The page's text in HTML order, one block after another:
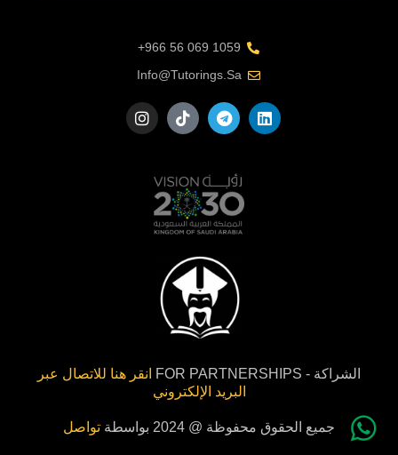
1059 069 56 966+
Info@tutorings.sa
الشراكة - FOR PARTNERSHIPS
انقر هنا للاتصال عبر
البريد الإلكتروني
جميع الحقوق محفوظة @ 2024 بواسطة تواصل